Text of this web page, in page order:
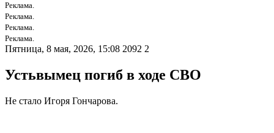
Реклама.
Реклама.
Реклама.
Реклама.
Пятница, 8 мая, 2026, 15:08 2092 2
Устьвымец погиб в ходе СВО
Не стало Игоря Гончарова.